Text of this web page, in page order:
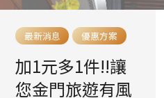
最新消息
最新房型~行政
套房上市啦